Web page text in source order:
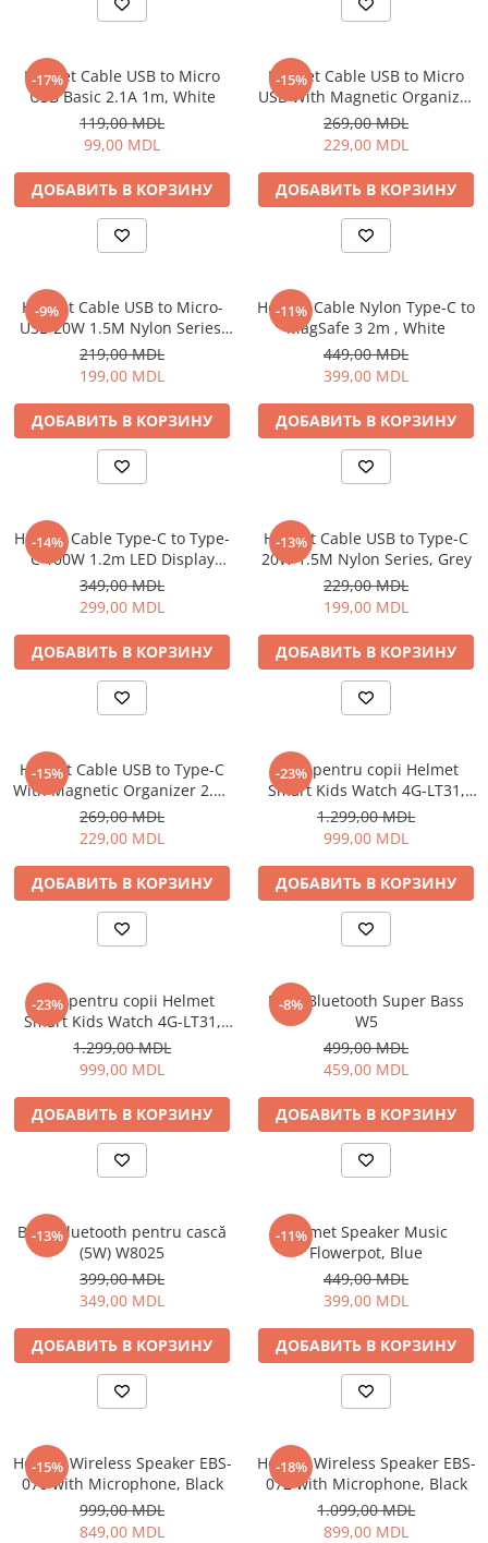
Электрические печи
Электрочайники
Личный уход
Машинки для стрижки
Плойки и утюжки
Фен щетки для волос
Фены для волос
ирригаторы
Электробритвы
Уход за домом
Окон
Паровые очистители
Портативные пылесосы
Роботы пылесосы
Уход за одеждой
Отпариватель для одежды
Проекторы
Телевизоры
Аудио
FM модуляторы
Микрофоны
Портативное радио
Портативные колонки
Проводные колонки
Умные колонки
Гейминг
Аксессуары и Игровые Товары
Игровые консоли
Игры для консолей и ПК
Сетевое оборудование
Wi-Fi роутеры
-17%
Helmet Cable USB to Micro
USB Basic 2.1A 1m, White
119,00 MDL
99,00 MDL
ДОБАВИТЬ В КОРЗИНУ
-15%
Helmet Cable USB to Micro
USB With Magnetic Organizer
1m, White
269,00 MDL
229,00 MDL
ДОБАВИТЬ В КОРЗИНУ
-9%
Helmet Cable USB to Micro-
USB 20W 1.5M Nylon Series,
Grey
219,00 MDL
199,00 MDL
ДОБАВИТЬ В КОРЗИНУ
-11%
Helmet Cable Nylon Type-C to
MagSafe 3 2m , White
449,00 MDL
399,00 MDL
ДОБАВИТЬ В КОРЗИНУ
-14%
Helmet Cable Type-C to Type-
C 100W 1.2m LED Display
Series, Black
349,00 MDL
299,00 MDL
ДОБАВИТЬ В КОРЗИНУ
-13%
Helmet Cable USB to Type-C
20W 1.5M Nylon Series, Grey
229,00 MDL
199,00 MDL
ДОБАВИТЬ В КОРЗИНУ
-15%
Helmet Cable USB to Type-C
With Magnetic Organizer 2.1A
1m, White
269,00 MDL
229,00 MDL
ДОБАВИТЬ В КОРЗИНУ
-23%
Ceas pentru copii Helmet
Smart Kids Watch 4G-LT31,
Black
1.299,00 MDL
999,00 MDL
ДОБАВИТЬ В КОРЗИНУ
-23%
Ceas pentru copii Helmet
Smart Kids Watch 4G-LT31,
Blue
1.299,00 MDL
999,00 MDL
ДОБАВИТЬ В КОРЗИНУ
-8%
Boxă Bluetooth Super Bass
W5
499,00 MDL
459,00 MDL
ДОБАВИТЬ В КОРЗИНУ
-13%
Boxă Bluetooth pentru cască
(5W) W8025
399,00 MDL
349,00 MDL
ДОБАВИТЬ В КОРЗИНУ
-11%
Helmet Speaker Music
Flowerpot, Blue
449,00 MDL
399,00 MDL
ДОБАВИТЬ В КОРЗИНУ
-15%
Helmet Wireless Speaker EBS-
070 with Microphone, Black
999,00 MDL
849,00 MDL
-18%
Helmet Wireless Speaker EBS-
072 with Microphone, Black
1.099,00 MDL
899,00 MDL